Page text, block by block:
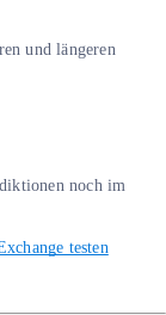
und längeren
noch im
testen